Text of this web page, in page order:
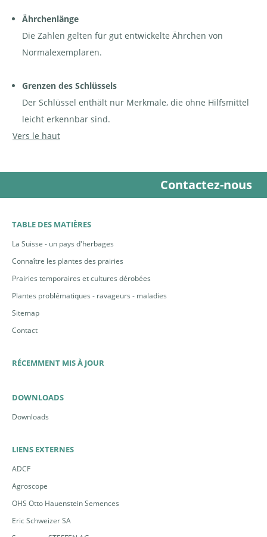
Ährchenlänge
Die Zahlen gelten für gut entwickelte Ährchen von
Normalexemplaren.
Grenzen des Schlüssels
Der Schlüssel enthält nur Merkmale, die ohne Hilfsmittel
leicht erkennbar sind.
Vers le haut
Contactez-nous
TABLE DES MATIÈRES
La Suisse - un pays d'herbages
Connaître les plantes des prairies
Prairies temporaires et cultures dérobées
Plantes problématiques - ravageurs - maladies
Sitemap
Contact
RÉCEMMENT MIS À JOUR
DOWNLOADS
Downloads
LIENS EXTERNES
ADCF
Agroscope
OHS Otto Hauenstein Semences
Eric Schweizer SA